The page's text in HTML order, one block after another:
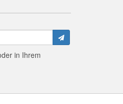
in Ihrem